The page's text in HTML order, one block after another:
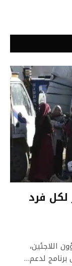
100 دولار لكل فرد
اللاجئين،
برنامج لدعم…